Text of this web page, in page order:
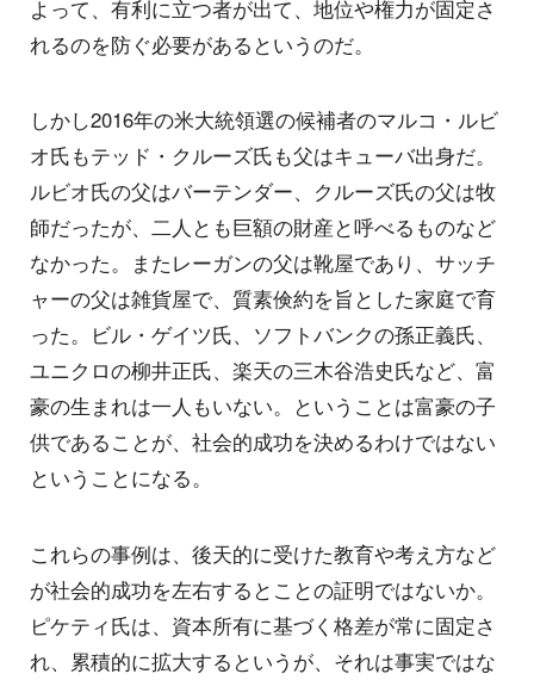
よって、有利に立つ者が出て、地位や権力が固定さ
れるのを防ぐ必要があるというのだ。
しかし2016年の米大統領選の候補者のマルコ・ルビ
オ氏もテッド・クルーズ氏も父はキューバ出身だ。
ルビオ氏の父はバーテンダー、クルーズ氏の父は牧
師だったが、二人とも巨額の財産と呼べるものなど
なかった。またレーガンの父は靴屋であり、サッチ
ャーの父は雑貨屋で、質素倹約を旨とした家庭で育
った。ビル・ゲイツ氏、ソフトバンクの孫正義氏、
ユニクロの柳井正氏、楽天の三木谷浩史氏など、富
豪の生まれは一人もいない。ということは富豪の子
供であることが、社会的成功を決めるわけではない
ということになる。
これらの事例は、後天的に受けた教育や考え方など
が社会的成功を左右するとことの証明ではないか。
ピケティ氏は、資本所有に基づく格差が常に固定さ
れ、累積的に拡大するというが、それは事実ではな